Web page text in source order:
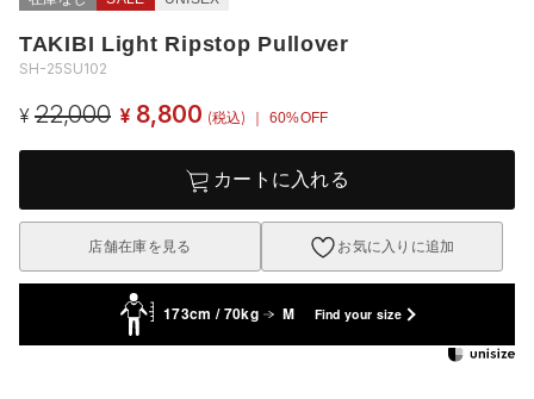
TAKIBI Light Ripstop Pullover
SH-25SU102
¥ 22,000 ¥ 8,800 (税込) ｜ 60%OFF
カートに入れる
店舗在庫を見る お気に入りに追加
173cm / 70kg M Find your size